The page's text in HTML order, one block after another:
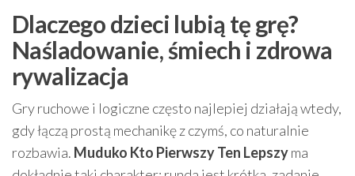
Dlaczego dzieci lubią tę grę?
Naśladowanie, śmiech i zdrowa
rywalizacja
Gry ruchowe i logiczne często najlepiej działają wtedy,
gdy łączą prostą mechanikę z czymś, co naturalnie
rozbawia. Muduko Kto Pierwszy Ten Lepszyma